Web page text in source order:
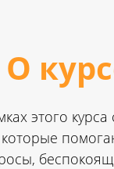
О
этого